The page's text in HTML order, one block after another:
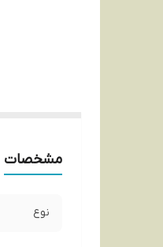
مشخصات
نوع